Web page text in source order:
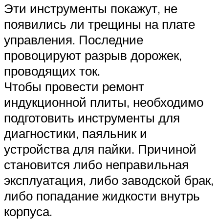
Эти инструменты покажут, не
появились ли трещины на плате
управления. Последние
провоцируют разрыв дорожек,
проводящих ток.
Чтобы провести ремонт
индукционной плиты, необходимо
подготовить инструменты для
диагностики, паяльник и
устройства для пайки. Причиной
становится либо неправильная
эксплуатация, либо заводской брак,
либо попадание жидкости внутрь
корпуса.